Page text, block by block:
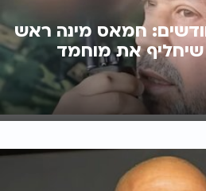
חמאס מינה ראש
את מוחמד